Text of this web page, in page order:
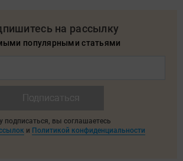
на рассылку
популярными статьями
подписаться, вы соглашаетесь
и Политикой конфиденциальности